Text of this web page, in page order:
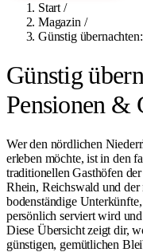
Start /
Magazin /
Günstig
Günstig
Pensionen &
Wer den nördlichen
erleben möchte, ist in den
traditionellen Gasthöfen
Rhein, Reichswald und der
bodenständige
persönlich serviert wird
Diese Übersicht zeigt dir,
günstigen, gemütlichen